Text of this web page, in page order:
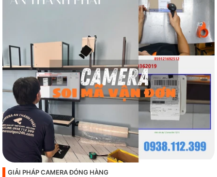
GIẢI PHÁP CAMERA ĐÓNG HÀNG